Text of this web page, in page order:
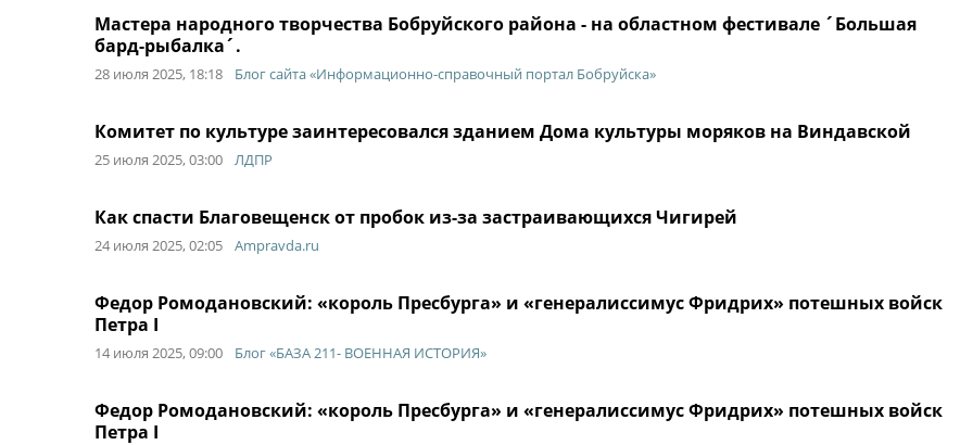
Мастера народного творчества Бобруйского района - на областном фестивале ´Большая
бард-рыбалка´.
28 июля 2025, 18:18 Блог сайта «Информационно-справочный портал Бобруйска»
Комитет по культуре заинтересовался зданием Дома культуры моряков на Виндавской
25 июля 2025, 03:00 ЛДПР
Как спасти Благовещенск от пробок из-за застраивающихся Чигирей
24 июля 2025, 02:05 Ampravda.ru
Федор Ромодановский: «король Пресбурга» и «генералиссимус Фридрих» потешных войск
Петра I
14 июля 2025, 09:00 Блог «БАЗА 211- ВОЕННАЯ ИСТОРИЯ»
Федор Ромодановский: «король Пресбурга» и «генералиссимус Фридрих» потешных войск
Петра I